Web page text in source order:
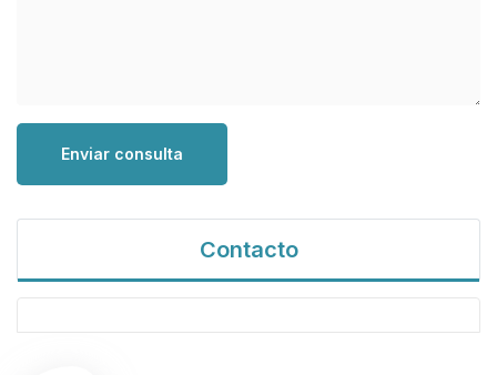
Enviar consulta
Contacto